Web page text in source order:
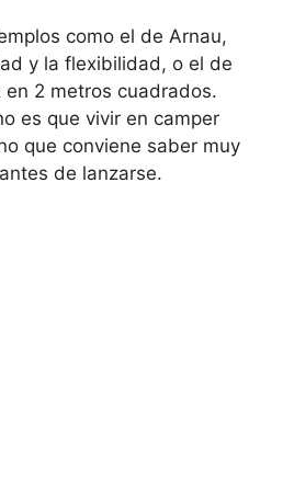
como el de Arnau,
y la flexibilidad, o el de
en 2 metros cuadrados.
es que vivir en camper
que conviene saber muy
de lanzarse.